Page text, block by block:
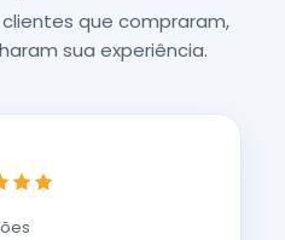
que compraram,
sua experiência.